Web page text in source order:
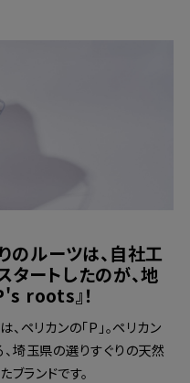
のルーツは、自社工
タートしたのが、地
roots』！
、ペリカンの「P」。ペリカン
埼玉県の選りすぐりの天然
ランドです。